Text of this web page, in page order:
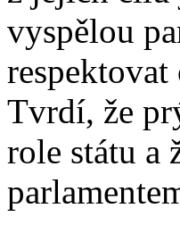
vyspělou
Tvrdí, že
role státu a